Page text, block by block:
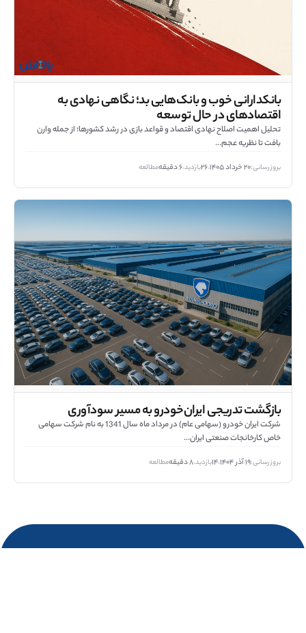
بانکدارانی خوب و بانک‌هایی بد؛ نگاهی نهادی به
اقتصادهای در حال توسعه
تحلیل اهمیت اصلاح نهادی اقتصاد و قواعد بازی در رشد کشورها؛ از جمله وارن
بافت تا نظریه عجم...
بروزرسانی:۲۰ خرداد ۱۴۰۵ •۲۶بازدید•۶ دقیقه مطالعه
بازگشت تدریجی ایران‌خودرو به مسیر سودآوری
شرکت ایران خودرو (سهامی عام) در مرداد ماه سال 1341 به نام شرکت سهامی
خاص کارخانجات صنعتی ایران...
بروزرسانی:۱۹ آذر ۱۴۰۴ •۱۴بازدید•۸ دقیقه مطالعه